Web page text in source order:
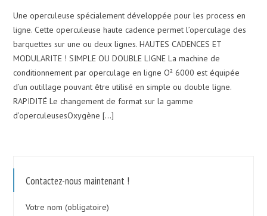
Une operculeuse spécialement développée pour les process en
ligne. Cette operculeuse haute cadence permet l’operculage des
barquettes sur une ou deux lignes. HAUTES CADENCES ET
MODULARITE ! SIMPLE OU DOUBLE LIGNE La machine de
conditionnement par operculage en ligne O² 6000 est équipée
d’un outillage pouvant être utilisé en simple ou double ligne.
RAPIDITÉ Le changement de format sur la gamme
d’operculeusesOxygène […]
Contactez-nous maintenant !
Votre nom (obligatoire)